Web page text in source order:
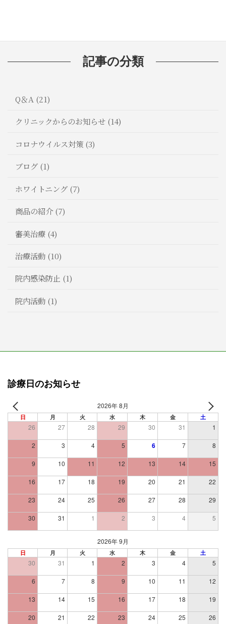
記事の分類
Q＆A (21)
クリニックからのお知らせ (14)
コロナウイルス対策 (3)
ブログ (1)
ホワイトニング (7)
商品の紹介 (7)
審美治療 (4)
治療活動 (10)
院内感染防止 (1)
院内活動 (1)
診療日のお知らせ
2026年 8月
日 月 火 水 木 金 土
26 27 28 29 30 31 1
2 3 4 5 6 7 8
9 10 11 12 13 14 15
16 17 18 19 20 21 22
23 24 25 26 27 28 29
30 31 1 2 3 4 5
2026年 9月
日 月 火 水 木 金 土
30 31 1 2 3 4 5
6 7 8 9 10 11 12
13 14 15 16 17 18 19
20 21 22 23 24 25 26